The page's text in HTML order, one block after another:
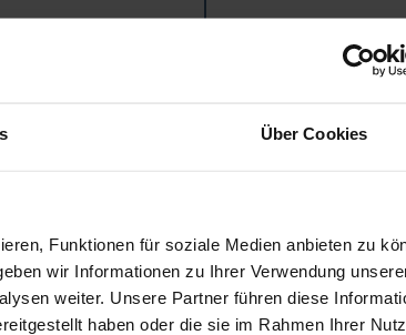
Über Cookies
Funktionen für soziale Medien anbieten zu
wir Informationen zu Ihrer Verwendung
weiter. Unsere Partner führen diese
haben oder die sie im Rahmen Ihrer
the delivery address, VAT may vary at checkout.